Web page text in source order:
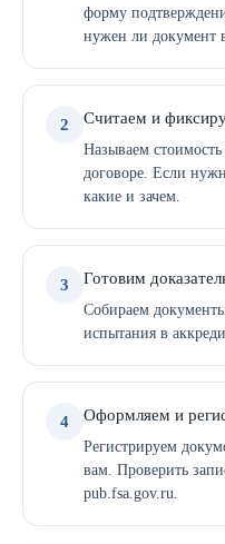
форму
нужен ли документ
2 Считаем и
Называем
договоре. Если
какие и зачем.
3 Готовим
Собираем
испытания в
4 Оформляем и
Регистрируем
вам. Проверить
pub.fsa.gov.ru.